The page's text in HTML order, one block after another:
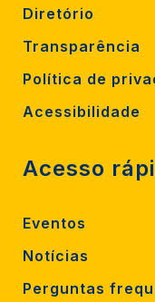
Diretório
Transparência
Política de
Acessibilidade
Acesso
Eventos
Notícias
Perguntas